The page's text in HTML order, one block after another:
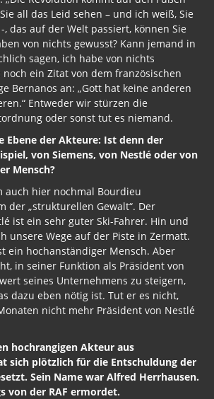
all das Leid sehen – und ich weiß, Sie
, das auf der Welt passiert, können Sie
von nichts gewusst? Kann jemand in
sagen, ich habe von nichts
noch ein Zitat von dem französischen
Bernanos an: „Gott hat keine anderen
Entweder wir stürzen die
oder sonst tut es niemand.
Ebene der Akteure: Ist denn der
von Siemens, von Nestlé oder von
Mensch?
auch hier nochmal Bourdieu
der „strukturellen Gewalt“. Der
ist ein sehr guter Ski-Fahrer. Hin und
unsere Wege auf der Piste in Zermatt.
ein hochanständiger Mensch. Aber
in seiner Funktion als Präsident von
seines Unternehmens zu steigern,
dazu eben nötig ist. Tut er es nicht,
nicht mehr Präsident von Nestlé
hochrangigen Akteur aus
sich plötzlich für die Entschuldung der
Sein Name war Alfred Herrhausen.
von der RAF ermordet.